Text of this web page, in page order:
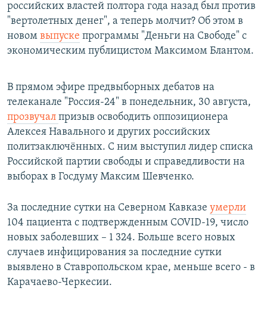
российских властей полтора года назад был против
"вертолетных денег", а теперь молчит? Об этом в
новом выпуске программы "Деньги на Свободе" с
экономическим публицистом Максимом Блантом.
В прямом эфире предвыборных дебатов на
телеканале "Россия-24" в понедельник, 30 августа,
прозвучал призыв освободить оппозиционера
Алексея Навального и других российских
политзаключённых. С ним выступил лидер списка
Российской партии свободы и справедливости на
выборах в Госдуму Максим Шевченко.
За последние сутки на Северном Кавказе умерли
104 пациента с подтвержденным COVID-19, число
новых заболевших – 1 324. Больше всего новых
случаев инфицирования за последние сутки
выявлено в Ставропольском крае, меньше всего - в
Карачаево-Черкесии.